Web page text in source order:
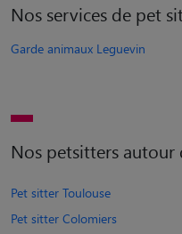
Nos services de pet
Garde animaux Leguevin
Nos petsitters autour
Pet sitter Toulouse
Pet sitter Colomiers